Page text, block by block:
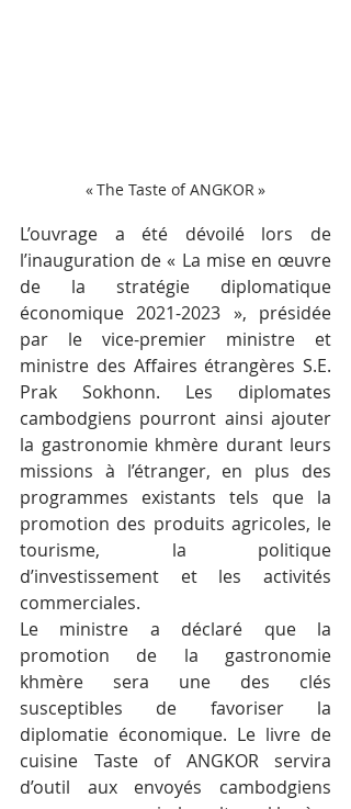
« The Taste of ANGKOR »
L’ouvrage a été dévoilé lors de
l’inauguration de « La mise en œuvre
de la stratégie diplomatique
économique 2021-2023 », présidée
par le vice-premier ministre et
ministre des Affaires étrangères S.E.
Prak Sokhonn. Les diplomates
cambodgiens pourront ainsi ajouter
la gastronomie khmère durant leurs
missions à l’étranger, en plus des
programmes existants tels que la
promotion des produits agricoles, le
tourisme, la politique
d’investissement et les activités
commerciales.
Le ministre a déclaré que la
promotion de la gastronomie
khmère sera une des clés
susceptibles de favoriser la
diplomatie économique. Le livre de
cuisine Taste of ANGKOR servira
d’outil aux envoyés cambodgiens